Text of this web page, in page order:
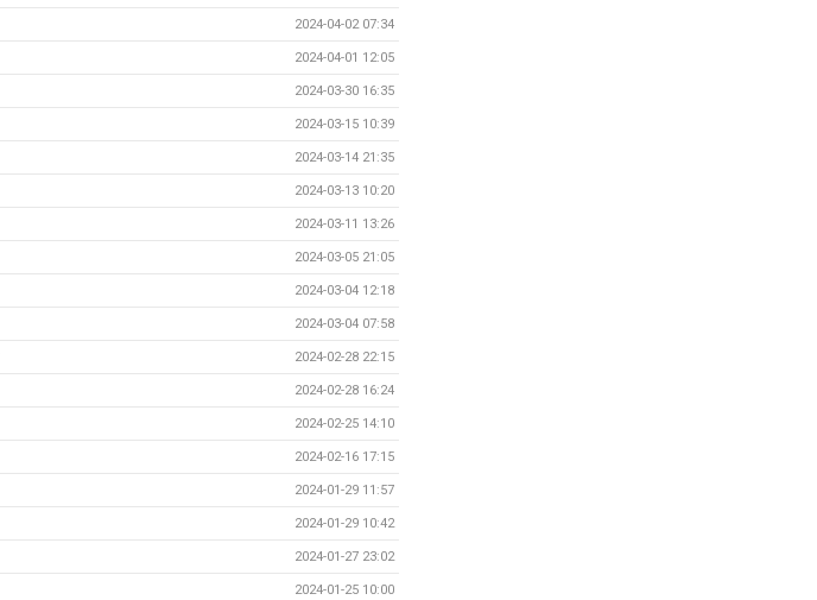
2024-04-02 07:34
2024-04-01 12:05
2024-03-30 16:35
2024-03-15 10:39
2024-03-14 21:35
2024-03-13 10:20
2024-03-11 13:26
2024-03-05 21:05
2024-03-04 12:18
2024-03-04 07:58
2024-02-28 22:15
2024-02-28 16:24
2024-02-25 14:10
2024-02-16 17:15
2024-01-29 11:57
2024-01-29 10:42
2024-01-27 23:02
2024-01-25 10:00